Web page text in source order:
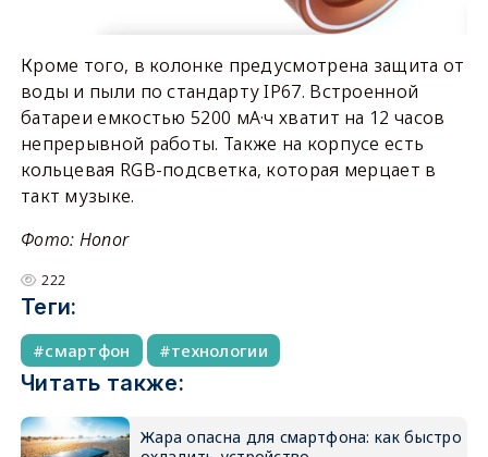
Кроме того, в колонке предусмотрена защита от
воды и пыли по стандарту IP67. Встроенной
батареи емкостью 5200 мА·ч хватит на 12 часов
непрерывной работы. Также на корпусе есть
кольцевая RGB-подсветка, которая мерцает в
такт музыке.
Фото: Honor
222
Теги:
смартфон технологии
Читать также:
Жара опасна для смартфона: как быстро